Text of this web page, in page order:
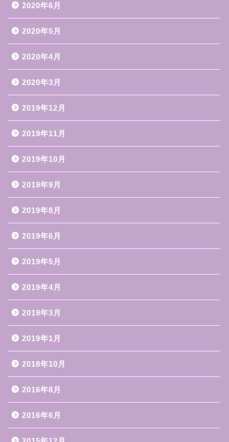
2020年6月
2020年5月
2020年4月
2020年3月
2019年12月
2019年11月
2019年10月
2019年9月
2019年8月
2019年6月
2019年5月
2019年4月
2019年3月
2019年1月
2018年10月
2016年8月
2016年6月